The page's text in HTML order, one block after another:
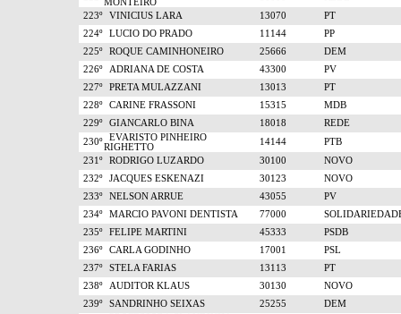
MONTEIRO
223º
VINICIUS LARA 13070
PT
224º
LUCIO DO PRADO 11144
PP
225º
ROQUE CAMINHONEIRO 25666
DEM
226º
ADRIANA DE COSTA 43300
PV
227º
PRETA MULAZZANI 13013
PT
228º
CARINE FRASSONI 15315
MDB
229º
GIANCARLO BINA 18018
REDE
230º
EVARISTO PINHEIRO
RIGHETTO
14144
PTB
231º
RODRIGO LUZARDO 30100
NOVO
232º
JACQUES ESKENAZI 30123
NOVO
233º
NELSON ARRUE 43055
PV
234º
MARCIO PAVONI DENTISTA 77000
235º
FELIPE MARTINI 45333
PSDB
236º
CARLA GODINHO 17001
PSL
237º
STELA FARIAS 13113
PT
238º
AUDITOR KLAUS 30130
NOVO
239º
SANDRINHO SEIXAS 25255
DEM